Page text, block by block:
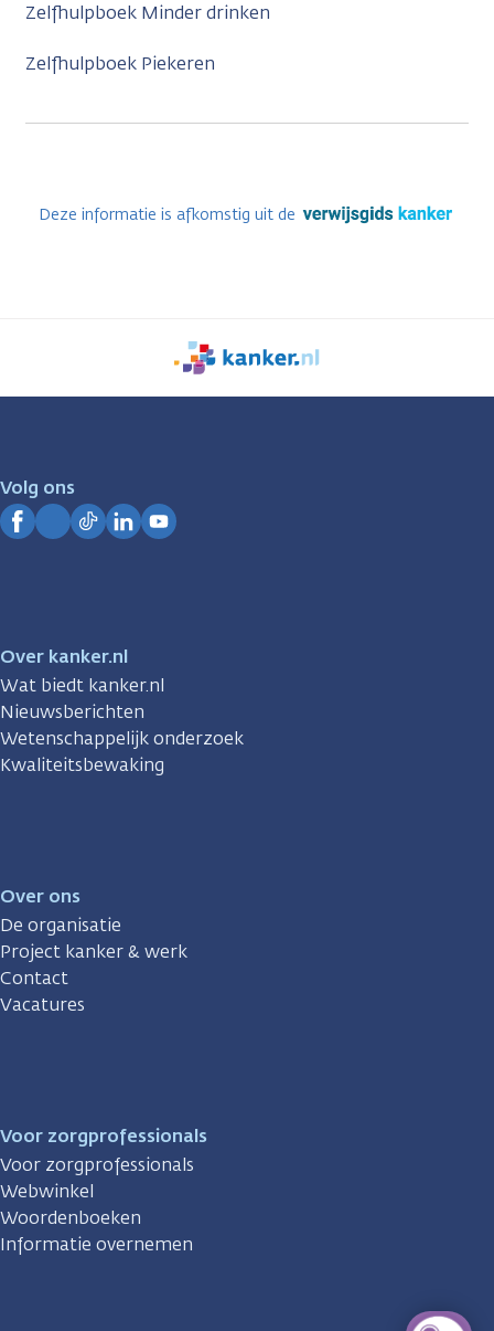
Zelfhulpboek Minder drinken
Zelfhulpboek Piekeren
Deze informatie is afkomstig uit de
We
zijn
Volg ons
Over kanker.nl
Wat biedt kanker.nl
Nieuwsberichten
Wetenschappelijk onderzoek
Kwaliteitsbewaking
Over ons
De organisatie
Project kanker & werk
Contact
Vacatures
Voor zorgprofessionals
Voor zorgprofessionals
Webwinkel
Woordenboeken
Informatie overnemen